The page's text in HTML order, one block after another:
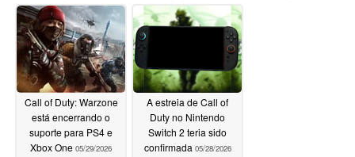
Call of Duty: Warzone
está encerrando o
suporte para PS4 e
Xbox One 05/29/2026
A estreia de Call of
Duty no Nintendo
Switch 2 teria sido
confirmada 05/28/2026